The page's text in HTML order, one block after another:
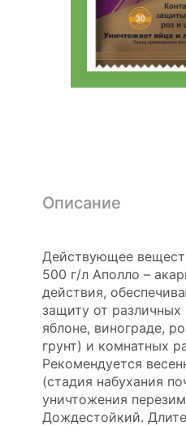
Описание
Действующее
500 г/л Аполло –
действия,
защиту от
яблоне, винограде,
грунт) и комнатных
Рекомендуется
(стадия набухания
уничтожения
Дождестойкий.